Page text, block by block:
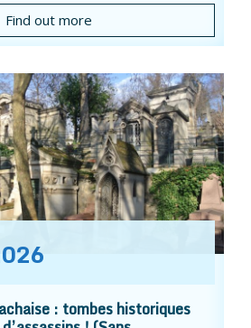
Find out more
: tombes historiques